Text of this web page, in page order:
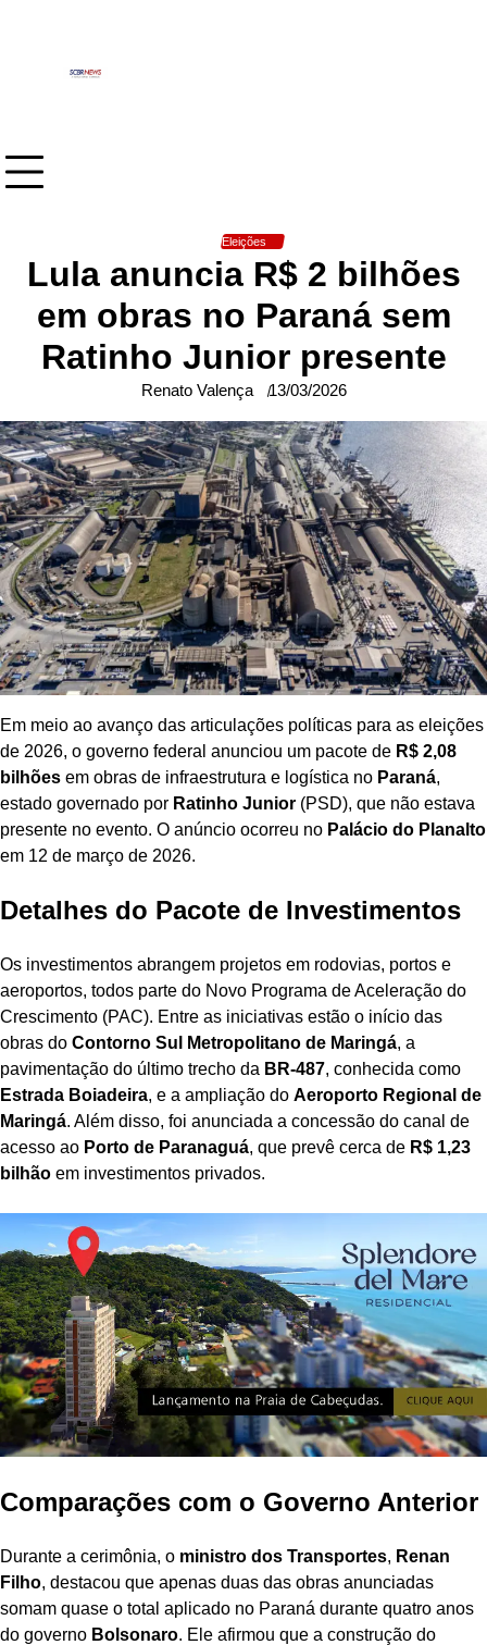
Eleições
Lula anuncia R$ 2 bilhões
em obras no Paraná sem
Ratinho Junior presente
Renato Valença 13/03/2026
Em meio ao avanço das articulações políticas para as eleições
de 2026, o governo federal anunciou um pacote de R$ 2,08
bilhões em obras de infraestrutura e logística no Paraná,
estado governado por Ratinho Junior (PSD), que não estava
presente no evento. O anúncio ocorreu no Palácio do Planalto
em 12 de março de 2026.
Detalhes do Pacote de Investimentos
Os investimentos abrangem projetos em rodovias, portos e
aeroportos, todos parte do Novo Programa de Aceleração do
Crescimento (PAC). Entre as iniciativas estão o início das
obras do Contorno Sul Metropolitano de Maringá, a
pavimentação do último trecho da BR-487, conhecida como
Estrada Boiadeira, e a ampliação do Aeroporto Regional de
Maringá. Além disso, foi anunciada a concessão do canal de
acesso ao Porto de Paranaguá, que prevê cerca de R$ 1,23
bilhão em investimentos privados.
Comparações com o Governo Anterior
Durante a cerimônia, o ministro dos Transportes, Renan
Filho, destacou que apenas duas das obras anunciadas
somam quase o total aplicado no Paraná durante quatro anos
do governo Bolsonaro. Ele afirmou que a construção do